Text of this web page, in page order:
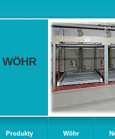
Produkty Wöhr